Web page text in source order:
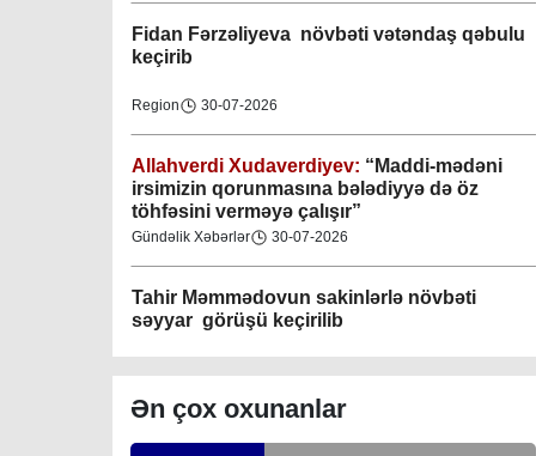
Fidan Fərzəliyeva növbəti vətəndaş qəbulu
keçirib
Region 30-07-2026
Allahverdi Xudaverdiyev: “Maddi-mədəni
irsimizin qorunmasına bələdiyyə də öz
töhfəsini verməyə çalışır”
Gündəlik Xəbərlər 30-07-2026
Tahir Məmmədovun sakinlərlə növbəti
səyyar görüşü keçirilib
Elşad Vəliyev:
təmin olunması və fövqəladə hallara operativ
Ən çox oxunanlar
M.Ə.Rəsuzladə bələdiyyəsi
07-04-2023
Xətai bələdiyyəsi
07-04-2023
Mingəçevir bələdiyyəsi
Nərimanov bələdiyyəsi